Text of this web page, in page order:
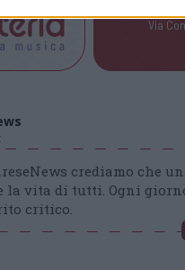
Via
crediamo che
vita di tutti. Ogni
critico.